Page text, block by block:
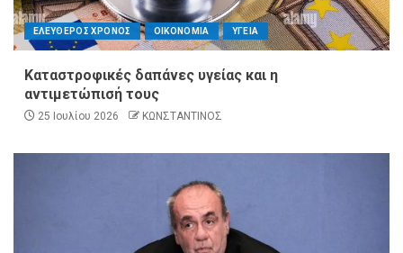
ΕΛΕΥΘΕΡΟΣ ΧΡΟΝΟΣ ΟΙΚΟΝΟΜΙΑ ΥΓΕΙΑ
Καταστροφικές δαπάνες υγείας και η
αντιμετώπισή τους
25 Ιουλίου 2026 ΚΩΝΣΤΑΝΤΙΝΟΣ